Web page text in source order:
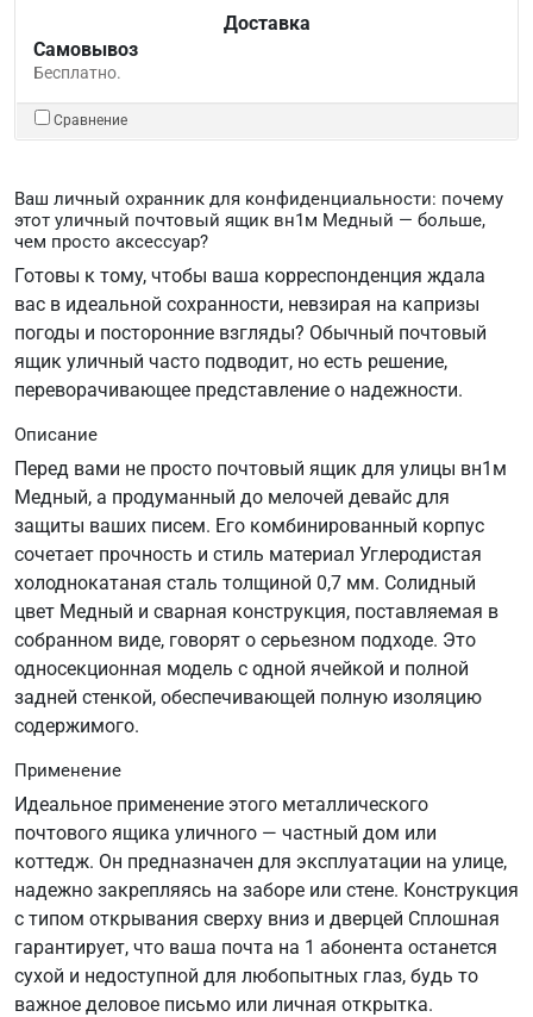
Доставка
Самовывоз
Бесплатно.
Сравнение
Ваш личный охранник для конфиденциальности: почему
этот уличный почтовый ящик вн1м Медный — больше,
чем просто аксессуар?
Готовы к тому, чтобы ваша корреспонденция ждала
вас в идеальной сохранности, невзирая на капризы
погоды и посторонние взгляды? Обычный почтовый
ящик уличный часто подводит, но есть решение,
переворачивающее представление о надежности.
Описание
Перед вами не просто почтовый ящик для улицы вн1м
Медный, а продуманный до мелочей девайс для
защиты ваших писем. Его комбинированный корпус
сочетает прочность и стиль материал Углеродистая
холоднокатаная сталь толщиной 0,7 мм. Солидный
цвет Медный и сварная конструкция, поставляемая в
собранном виде, говорят о серьезном подходе. Это
односекционная модель с одной ячейкой и полной
задней стенкой, обеспечивающей полную изоляцию
содержимого.
Применение
Идеальное применение этого металлического
почтового ящика уличного — частный дом или
коттедж. Он предназначен для эксплуатации на улице,
надежно закрепляясь на заборе или стене. Конструкция
с типом открывания сверху вниз и дверцей Сплошная
гарантирует, что ваша почта на 1 абонента останется
сухой и недоступной для любопытных глаз, будь то
важное деловое письмо или личная открытка.